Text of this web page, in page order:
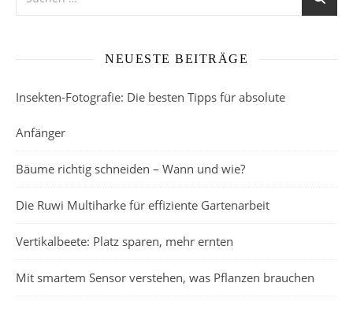
NEUESTE BEITRÄGE
Insekten-Fotografie: Die besten Tipps für absolute
Anfänger
Bäume richtig schneiden – Wann und wie?
Die Ruwi Multiharke für effiziente Gartenarbeit
Vertikalbeete: Platz sparen, mehr ernten
Mit smartem Sensor verstehen, was Pflanzen brauchen